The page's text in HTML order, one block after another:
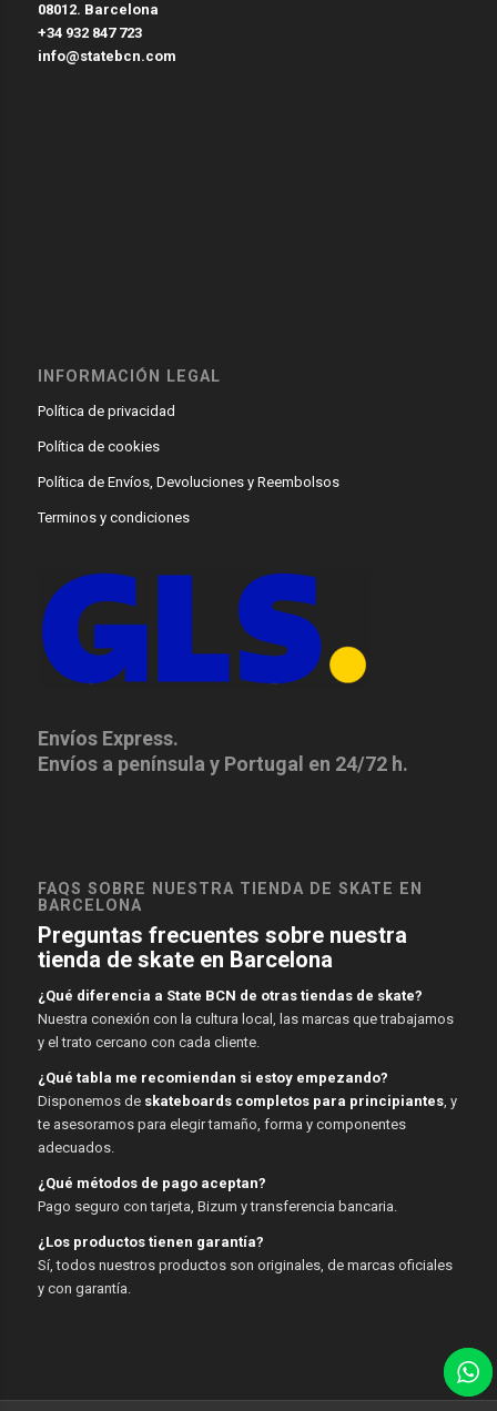
08012. Barcelona
+34 932 847 723
info@statebcn.com
INFORMACIÓN LEGAL
Política de privacidad
Política de cookies
Política de Envíos, Devoluciones y Reembolsos
Terminos y condiciones
Envíos Express.
Envíos a península y Portugal en 24/72 h.
FAQS SOBRE NUESTRA TIENDA DE SKATE EN
BARCELONA
Preguntas frecuentes sobre nuestra
tienda de skate en Barcelona
¿Qué diferencia a State BCN de otras tiendas de skate?
Nuestra conexión con la cultura local, las marcas que trabajamos
y el trato cercano con cada cliente.
¿Qué tabla me recomiendan si estoy empezando?
Disponemos de skateboards completos para principiantes, y
te asesoramos para elegir tamaño, forma y componentes
adecuados.
¿Qué métodos de pago aceptan?
Pago seguro con tarjeta, Bizum y transferencia bancaria.
¿Los productos tienen garantía?
Sí, todos nuestros productos son originales, de marcas oficiales
y con garantía.